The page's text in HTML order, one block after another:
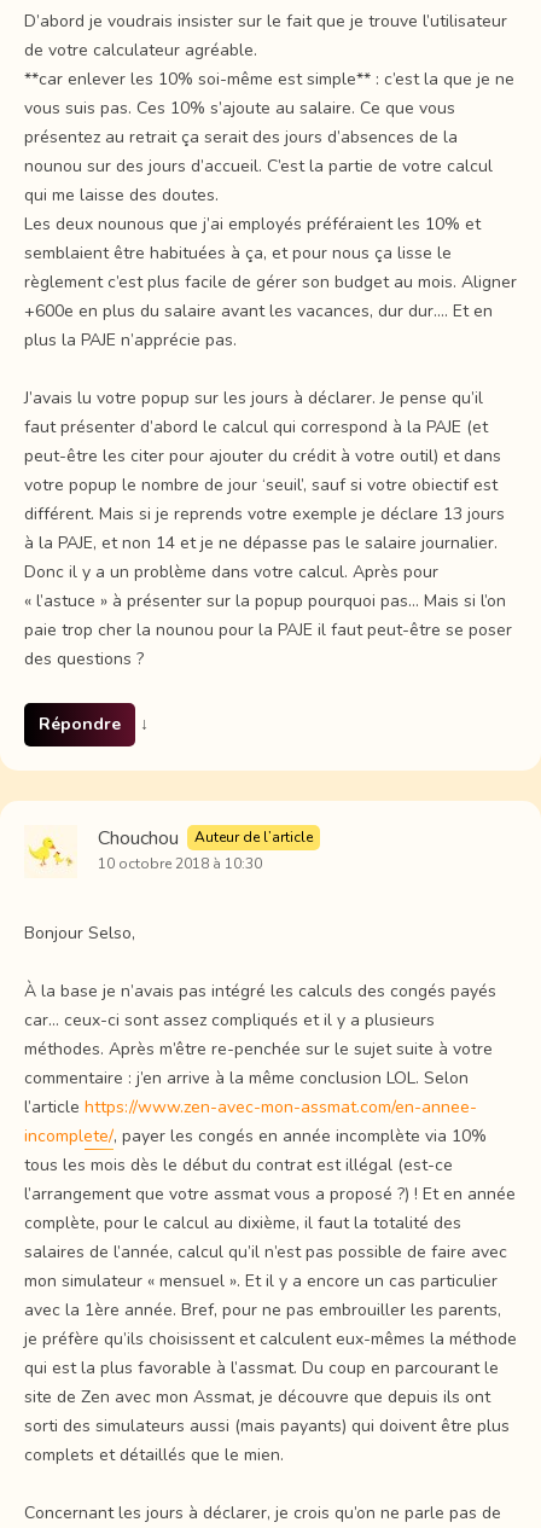
D’abord je voudrais insister sur le fait que je trouve l’utilisateur
de votre calculateur agréable.
**car enlever les 10% soi-même est simple** : c’est la que je ne
vous suis pas. Ces 10% s’ajoute au salaire. Ce que vous
présentez au retrait ça serait des jours d’absences de la
nounou sur des jours d’accueil. C’est la partie de votre calcul
qui me laisse des doutes.
Les deux nounous que j’ai employés préféraient les 10% et
semblaient être habituées à ça, et pour nous ça lisse le
règlement c’est plus facile de gérer son budget au mois. Aligner
+600e en plus du salaire avant les vacances, dur dur…. Et en
plus la PAJE n’apprécie pas.
J’avais lu votre popup sur les jours à déclarer. Je pense qu’il
faut présenter d’abord le calcul qui correspond à la PAJE (et
peut-être les citer pour ajouter du crédit à votre outil) et dans
votre popup le nombre de jour ‘seuil’, sauf si votre obiectif est
différent. Mais si je reprends votre exemple je déclare 13 jours
à la PAJE, et non 14 et je ne dépasse pas le salaire journalier.
Donc il y a un problème dans votre calcul. Après pour
« l’astuce » à présenter sur la popup pourquoi pas… Mais si l’on
paie trop cher la nounou pour la PAJE il faut peut-être se poser
des questions ?
Répondre ↓
Chouchou
Auteur de l’article
10 octobre 2018 à 10:30
Bonjour Selso,
À la base je n’avais pas intégré les calculs des congés payés
car… ceux-ci sont assez compliqués et il y a plusieurs
méthodes. Après m’être re-penchée sur le sujet suite à votre
commentaire : j’en arrive à la même conclusion LOL. Selon
l’article https://www.zen-avec-mon-assmat.com/en-annee-
incomplete/, payer les congés en année incomplète via 10%
tous les mois dès le début du contrat est illégal (est-ce
l’arrangement que votre assmat vous a proposé ?) ! Et en année
complète, pour le calcul au dixième, il faut la totalité des
salaires de l’année, calcul qu’il n’est pas possible de faire avec
mon simulateur « mensuel ». Et il y a encore un cas particulier
avec la 1ère année. Bref, pour ne pas embrouiller les parents,
je préfère qu’ils choisissent et calculent eux-mêmes la méthode
qui est la plus favorable à l’assmat. Du coup en parcourant le
site de Zen avec mon Assmat, je découvre que depuis ils ont
sorti des simulateurs aussi (mais payants) qui doivent être plus
complets et détaillés que le mien.
Concernant les jours à déclarer, je crois qu’on ne parle pas de